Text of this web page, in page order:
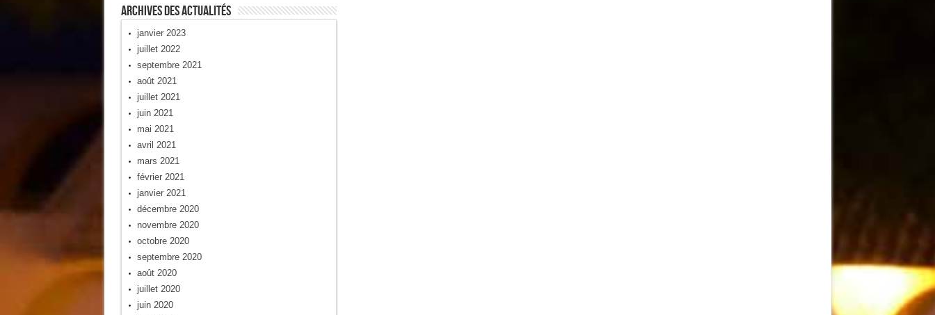
Archives Des Actualités
janvier 2023
juillet 2022
septembre 2021
août 2021
juillet 2021
juin 2021
mai 2021
avril 2021
mars 2021
février 2021
janvier 2021
décembre 2020
novembre 2020
octobre 2020
septembre 2020
août 2020
juillet 2020
juin 2020